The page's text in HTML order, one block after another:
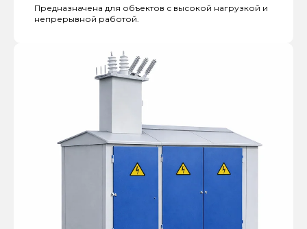
Предназначена для объектов с высокой нагрузкой и
непрерывной работой.